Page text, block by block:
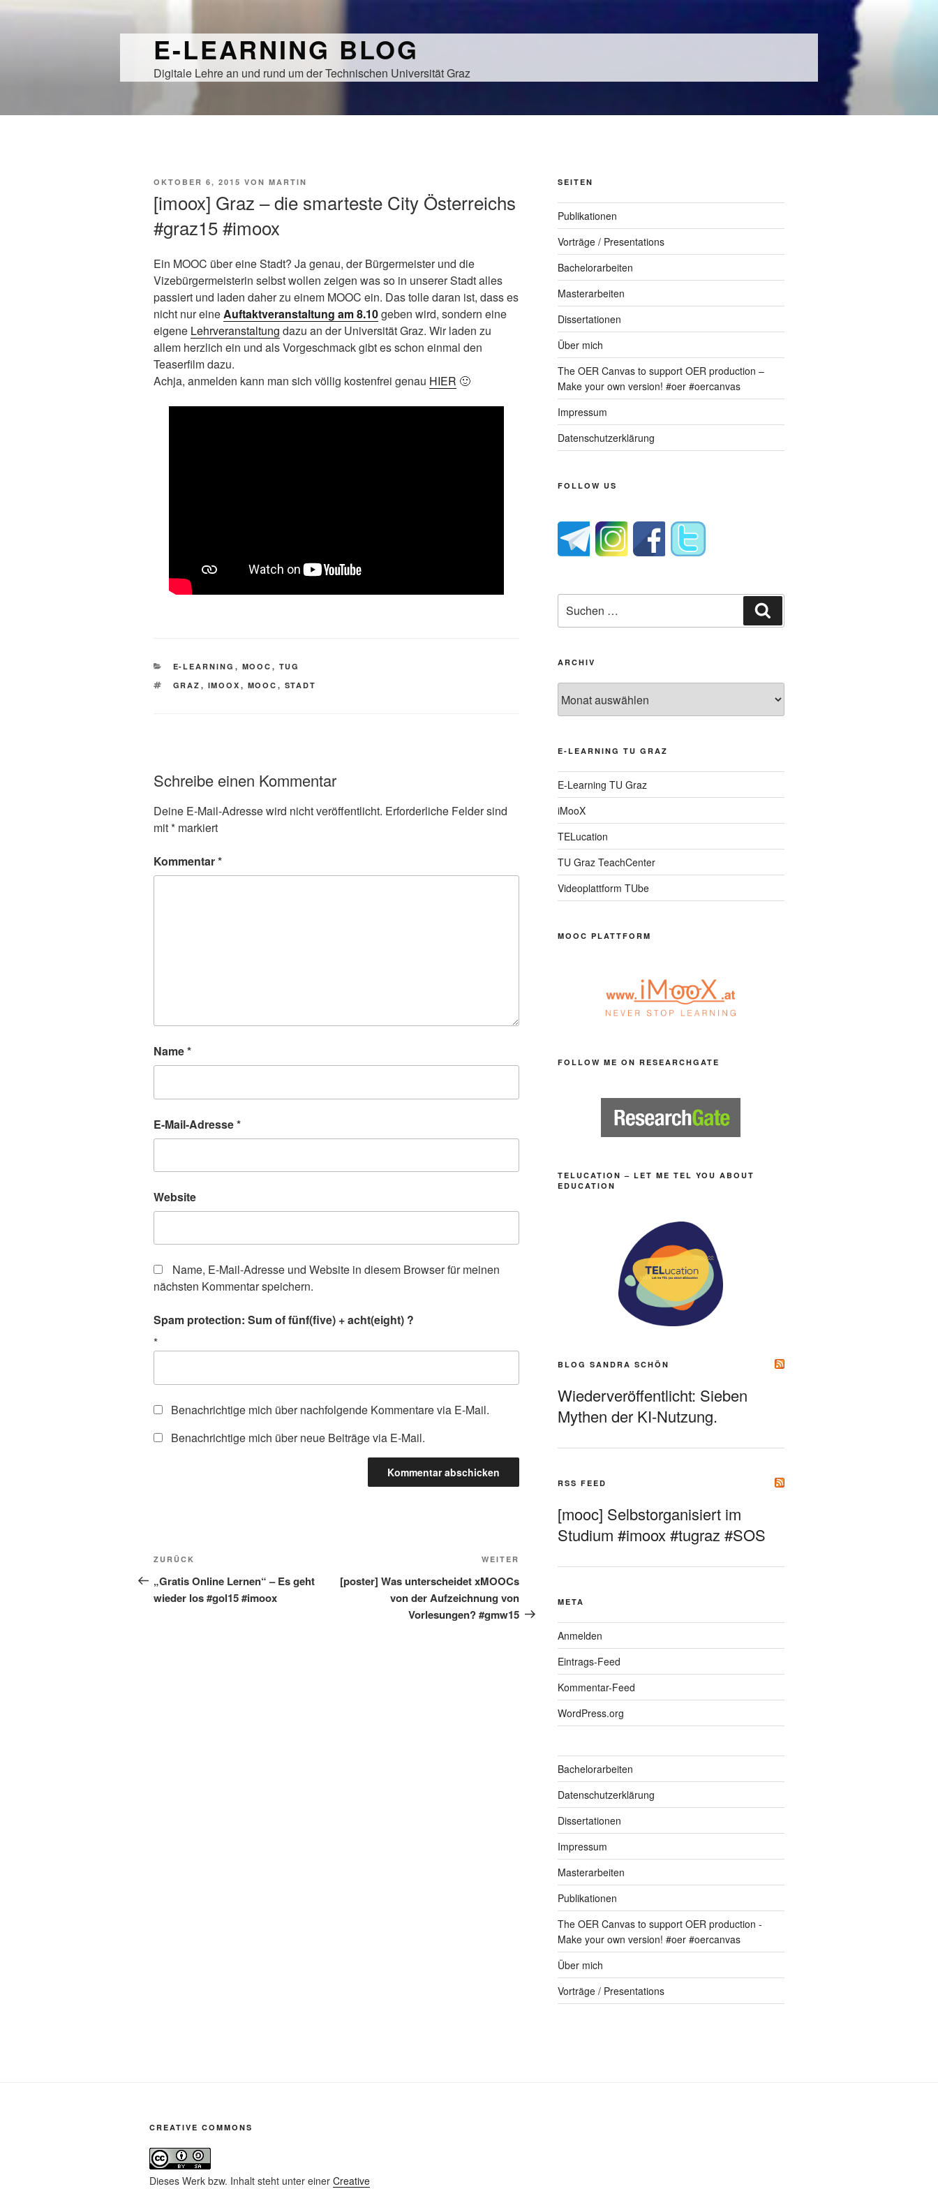
E-LEARNING BLOG
Digitale Lehre an und rund um der Technischen Universität Graz
VERÖFFENTLICHT
OKTOBER 6, 2015 VON MARTIN
[imoox] Graz – die smarteste City Österreichs
#graz15 #imoox
Ein MOOC über eine Stadt? Ja genau, der Bürgermeister und die
Vizebürgermeisterin selbst wollen zeigen was so in unserer Stadt alles
passiert und laden daher zu einem MOOC ein. Das tolle daran ist, dass es
nicht nur eineAuftaktveranstaltung am 8.10geben wird, sondern eine
eigene Lehrveranstaltung dazu an der Universität Graz. Wir laden zu
allem herzlich ein und als Vorgeschmack gibt es schon einmal den
Teaserfilm dazu.
Achja, anmelden kann man sich völlig kostenfrei genau HIER 🙂
KATEGORIEN
E-LEARNING , MOOC , TUG
SCHLAGWÖRTER
GRAZ , IMOOX , MOOC , STADT
Schreibe einen Kommentar
Deine E-Mail-Adresse wird nicht veröffentlicht. Erforderliche Felder sind
mit* markiert
Kommentar*
Name*
E-Mail-Adresse*
Website
Name, E-Mail-Adresse und Website in diesem Browser für meinen
nächsten Kommentar speichern.
Spam protection: Sum of fünf(five) + acht(eight) ?
*
Benachrichtige mich über nachfolgende Kommentare via E-Mail.
Benachrichtige mich über neue Beiträge via E-Mail.
Beitragsnavigation
Vorheriger
Beitrag
ZURÜCK
„Gratis Online Lernen“ – Es geht
wieder los #gol15 #imoox
Beitrag
WEITER
[poster] Was unterscheidet xMOOCs
von der Aufzeichnung von
Vorlesungen? #gmw15
SEITEN
Publikationen
Vorträge / Presentations
Bachelorarbeiten
Masterarbeiten
Dissertationen
Über mich
The OER Canvas to support OER production –
Make your own version! #oer #oercanvas
Impressum
Datenschutzerklärung
FOLLOW US
nach:
ARCHIV
E-LEARNING TU GRAZ
E-Learning TU Graz
iMooX
TELucation
TU Graz TeachCenter
Videoplattform TUbe
MOOC PLATTFORM
FOLLOW ME ON RESEARCHGATE
TELUCATION – LET ME TEL YOU ABOUT
EDUCATION
BLOG SANDRA SCHÖN
Wiederveröffentlicht: Sieben
Mythen der KI-Nutzung.
RSS FEED
[mooc] Selbstorganisiert im
Studium #imoox #tugraz #SOS
META
Anmelden
Eintrags-Feed
Kommentar-Feed
WordPress.org
Bachelorarbeiten
Datenschutzerklärung
Dissertationen
Impressum
Masterarbeiten
Publikationen
The OER Canvas to support OER production -
Make your own version! #oer #oercanvas
Über mich
Vorträge / Presentations
CREATIVE COMMONS
Dieses Werk bzw. Inhalt steht unter einer Creative